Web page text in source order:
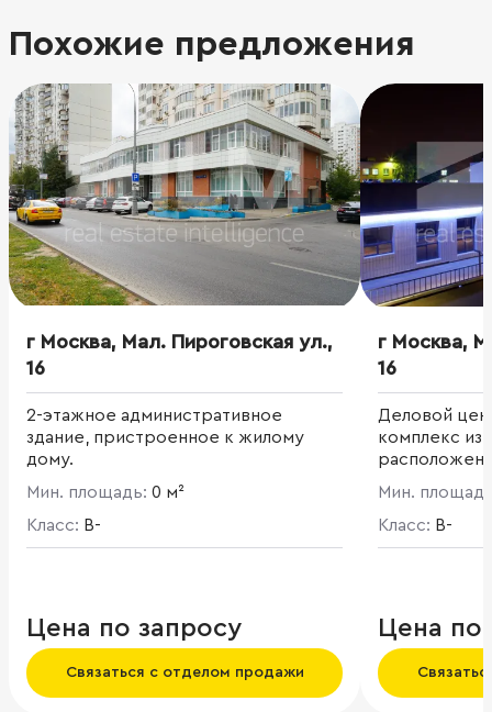
Похожие предложения
г Москва, Мал. Пироговская ул.,
16
2-этажное административное
здание, пристроенное к жилому
дому.
Мин. площадь: 0 м²
Класс: B-
Цена по запросу
Связаться с отделом продажи
г Москва,
16
Деловой
комплекс из
охраняемой
площадь
Мин.
Класс: B-
Цена по